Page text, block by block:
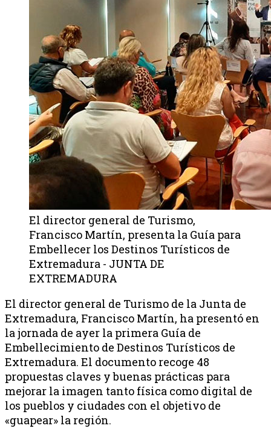
El director general de Turismo,
Francisco Martín, presenta la Guía para
Embellecer los Destinos Turísticos de
Extremadura - JUNTA DE
EXTREMADURA
El director general de Turismo de la Junta de
Extremadura, Francisco Martín, ha presentó en
la jornada de ayer la primera Guía de
Embellecimiento de Destinos Turísticos de
Extremadura. El documento recoge 48
propuestas claves y buenas prácticas para
mejorar la imagen tanto física como digital de
los pueblos y ciudades con el objetivo de
«guapear» la región.